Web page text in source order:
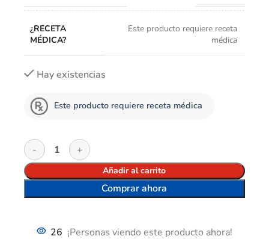
¿RECETA
MÉDICA?
Este producto requiere receta
médica
Hay existencias
Este producto requiere receta médica
Añadir al carrito
Comprar ahora
26 ¡Personas viendo este producto ahora!